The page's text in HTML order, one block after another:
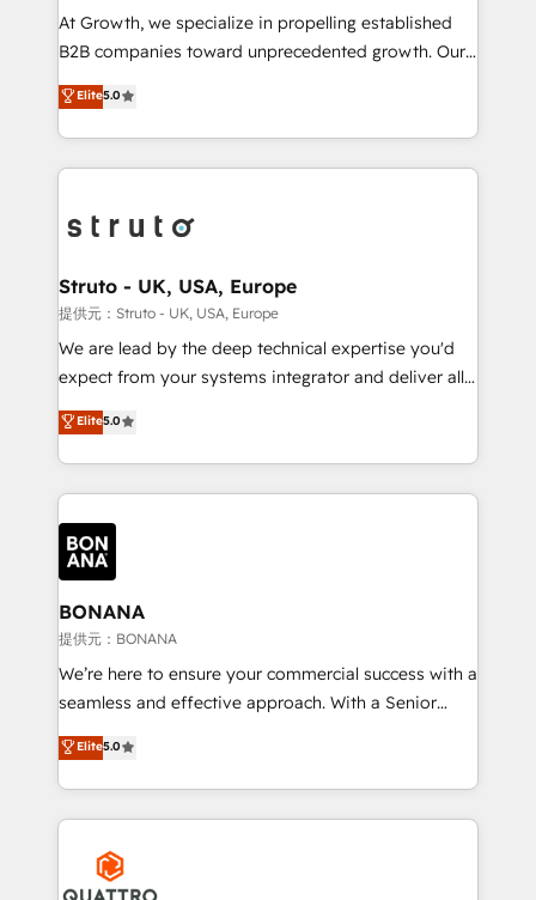
marketing automation, and revenue operations. 🤝
Custom Solutions: From onboarding and
HubSpot with your business needs. 🌟 Proven
Results: We’ve helped businesses of all sizes
Packages: Choose ongoing support or project-based
solutions. We offer service packages designed to fit
At Growth, we specialize in propelling established
B2B companies toward unprecedented growth. Our
focus is on fine-tuning and enhancing your growth,
sales, and marketing operations. Unlike conventional
marketing agencies, we dive deep into the
operational aspects of your business, ensuring that
functioning optimally. With our expertise in leading
wealth of knowledge and experience to the table.
Our strategies are tailored to your business's unique
needs, ensuring a personalized approach that aligns
with your growth objectives.
Elite5.0
Struto - UK, USA, Europe
提供元：Struto - UK, USA, Europe
We are lead by the deep technical expertise you'd
expect from your systems integrator and deliver all
the agency services you'd expect from your
HubSpot Solutions Partner. As one of the UK's
longest-standing partners, we are experts at
maximising the value of the HubSpot platform and
building an integrated growth stack that brings your
business, operational and technical requirements to
life, and creates a 360˚ view of your customer to
help your teams do more. We specialise in HubSpot
technical services, website design and development
as well as agency services that help set you up for
success. Now, more than ever you need to connect
customer service. It's time to empower your teams
to create great customer experiences that generate
happen.
Elite5.0
BONANA
提供元：BONANA
We’re here to ensure your commercial success with a
seamless and effective approach. With a Senior
team that has 10+ years of experience in HubSpot,
we have a deep understanding of SaaS, Business
Services and E-commerce together with Retail. We
streamline and enhance your Sales, Marketing &
Service efforts, providing insights in your
commercial operations. We're good at RevOps,
Elite5.0